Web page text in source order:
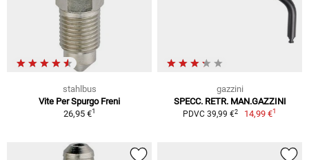
stahlbus
Vite Per Spurgo Freni
26,95 €1
gazzini
SPECC. RETR. MAN.GAZZINI
PDVC 39,99 €2 14,99 €1